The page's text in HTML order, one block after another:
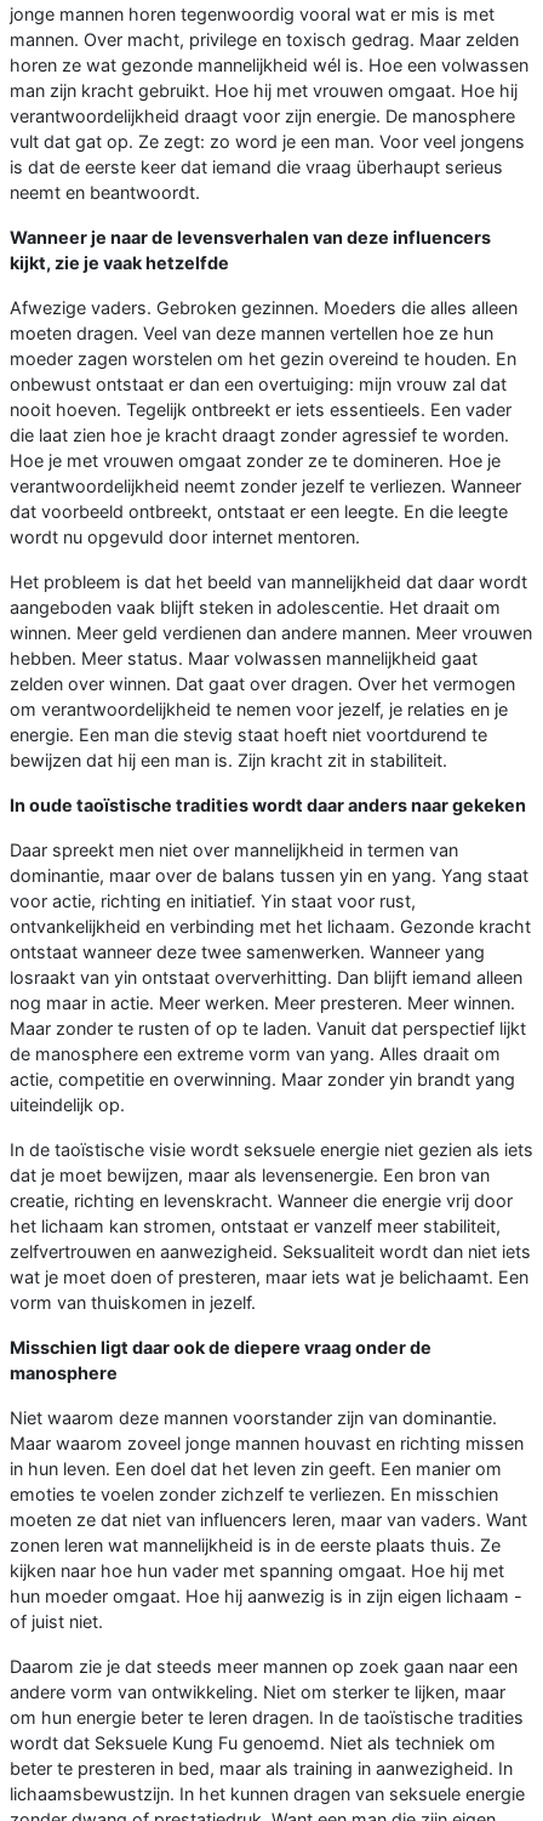
jonge mannen horen tegenwoordig vooral wat er mis is met
mannen. Over macht, privilege en toxisch gedrag. Maar zelden
horen ze wat gezonde mannelijkheid wél is. Hoe een volwassen
man zijn kracht gebruikt. Hoe hij met vrouwen omgaat. Hoe hij
verantwoordelijkheid draagt voor zijn energie. De manosphere
vult dat gat op. Ze zegt: zo word je een man. Voor veel jongens
is dat de eerste keer dat iemand die vraag überhaupt serieus
neemt en beantwoordt.
Wanneer je naar de levensverhalen van deze influencers
kijkt, zie je vaak hetzelfde
Afwezige vaders. Gebroken gezinnen. Moeders die alles alleen
moeten dragen. Veel van deze mannen vertellen hoe ze hun
moeder zagen worstelen om het gezin overeind te houden. En
onbewust ontstaat er dan een overtuiging: mijn vrouw zal dat
nooit hoeven. Tegelijk ontbreekt er iets essentieels. Een vader
die laat zien hoe je kracht draagt zonder agressief te worden.
Hoe je met vrouwen omgaat zonder ze te domineren. Hoe je
verantwoordelijkheid neemt zonder jezelf te verliezen. Wanneer
dat voorbeeld ontbreekt, ontstaat er een leegte. En die leegte
wordt nu opgevuld door internet mentoren.
Het probleem is dat het beeld van mannelijkheid dat daar wordt
aangeboden vaak blijft steken in adolescentie. Het draait om
winnen. Meer geld verdienen dan andere mannen. Meer vrouwen
hebben. Meer status. Maar volwassen mannelijkheid gaat
zelden over winnen. Dat gaat over dragen. Over het vermogen
om verantwoordelijkheid te nemen voor jezelf, je relaties en je
energie. Een man die stevig staat hoeft niet voortdurend te
bewijzen dat hij een man is. Zijn kracht zit in stabiliteit.
In oude taoïstische tradities wordt daar anders naar gekeken
Daar spreekt men niet over mannelijkheid in termen van
dominantie, maar over de balans tussen yin en yang. Yang staat
voor actie, richting en initiatief. Yin staat voor rust,
ontvankelijkheid en verbinding met het lichaam. Gezonde kracht
ontstaat wanneer deze twee samenwerken. Wanneer yang
losraakt van yin ontstaat oververhitting. Dan blijft iemand alleen
nog maar in actie. Meer werken. Meer presteren. Meer winnen.
Maar zonder te rusten of op te laden. Vanuit dat perspectief lijkt
de manosphere een extreme vorm van yang. Alles draait om
actie, competitie en overwinning. Maar zonder yin brandt yang
uiteindelijk op.
In de taoïstische visie wordt seksuele energie niet gezien als iets
dat je moet bewijzen, maar als levensenergie. Een bron van
creatie, richting en levenskracht. Wanneer die energie vrij door
het lichaam kan stromen, ontstaat er vanzelf meer stabiliteit,
zelfvertrouwen en aanwezigheid. Seksualiteit wordt dan niet iets
wat je moet doen of presteren, maar iets wat je belichaamt. Een
vorm van thuiskomen in jezelf.
Misschien ligt daar ook de diepere vraag onder de
manosphere
Niet waarom deze mannen voorstander zijn van dominantie.
Maar waarom zoveel jonge mannen houvast en richting missen
in hun leven. Een doel dat het leven zin geeft. Een manier om
emoties te voelen zonder zichzelf te verliezen. En misschien
moeten ze dat niet van influencers leren, maar van vaders. Want
zonen leren wat mannelijkheid is in de eerste plaats thuis. Ze
kijken naar hoe hun vader met spanning omgaat. Hoe hij met
hun moeder omgaat. Hoe hij aanwezig is in zijn eigen lichaam -
of juist niet.
Daarom zie je dat steeds meer mannen op zoek gaan naar een
andere vorm van ontwikkeling. Niet om sterker te lijken, maar
om hun energie beter te leren dragen. In de taoïstische tradities
wordt dat Seksuele Kung Fu genoemd. Niet als techniek om
beter te presteren in bed, maar als training in aanwezigheid. In
lichaamsbewustzijn. In het kunnen dragen van seksuele energie